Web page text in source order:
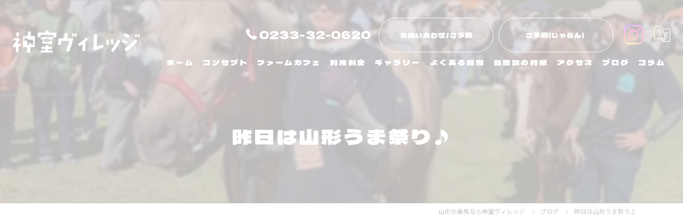
0233-32-0620 お問い合わせ/ご予約 ご予約(じゃらん)
ホーム コンセプト ファームカフェ 利用料金 ギャラリー よくある質問 当施設の特徴 アクセス ブログ コラム
昨日は山形うま祭り♪
山形の乗馬なら神室ヴィレッジ ブログ 昨日は山形うま祭り♪